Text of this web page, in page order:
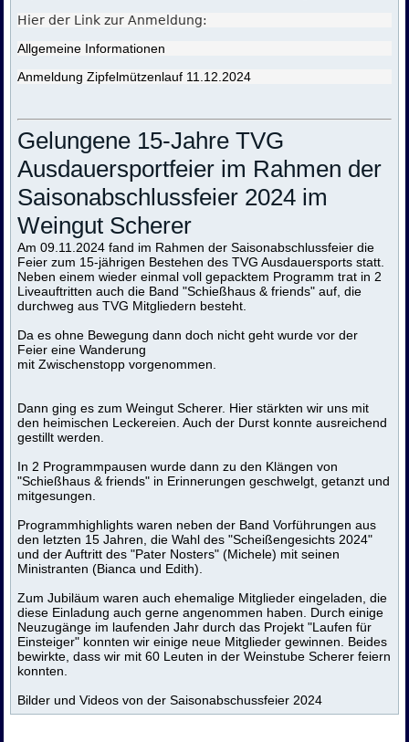
Hier der Link zur Anmeldung:
Allgemeine Informationen
Anmeldung Zipfelmützenlauf 11.12.2024
Gelungene 15-Jahre TVG
Ausdauersportfeier im Rahmen der
Saisonabschlussfeier 2024 im
Weingut Scherer
Am 09.11.2024 fand im Rahmen der Saisonabschlussfeier die
Feier zum 15-jährigen Bestehen des TVG Ausdauersports statt.
Neben einem wieder einmal voll gepacktem Programm trat in 2
Liveauftritten auch die Band "Schießhaus & friends" auf, die
durchweg aus TVG Mitgliedern besteht.
Da es ohne Bewegung dann doch nicht geht wurde vor der
Feier eine Wanderung
mit Zwischenstopp vorgenommen.
Dann ging es zum Weingut Scherer. Hier stärkten wir uns mit
den heimischen Leckereien. Auch der Durst konnte ausreichend
gestillt werden.
In 2 Programmpausen wurde dann zu den Klängen von
"Schießhaus & friends" in Erinnerungen geschwelgt, getanzt und
mitgesungen.
Programmhighlights waren neben der Band Vorführungen aus
den letzten 15 Jahren, die Wahl des "Scheißengesichts 2024"
und der Auftritt des "Pater Nosters" (Michele) mit seinen
Ministranten (Bianca und Edith).
Zum Jubiläum waren auch ehemalige Mitglieder eingeladen, die
diese Einladung auch gerne angenommen haben. Durch einige
Neuzugänge im laufenden Jahr durch das Projekt "Laufen für
Einsteiger" konnten wir einige neue Mitglieder gewinnen. Beides
bewirkte, dass wir mit 60 Leuten in der Weinstube Scherer feiern
konnten.
Bilder und Videos von der Saisonabschussfeier 2024